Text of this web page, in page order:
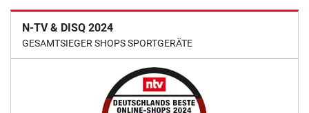
N-TV & DISQ 2024
GESAMTSIEGER SHOPS SPORTGERÄTE